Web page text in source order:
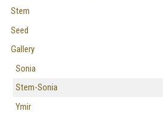
Stem
Seed
Gallery
Sonia
Stem-Sonia
Ymir